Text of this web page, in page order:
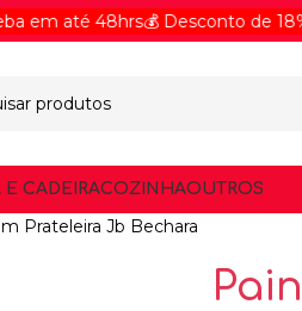
48hrs💰 Desconto de 18% no PIX
E CADEIRACOZINHAOUTROS
Prateleira Jb Bechara